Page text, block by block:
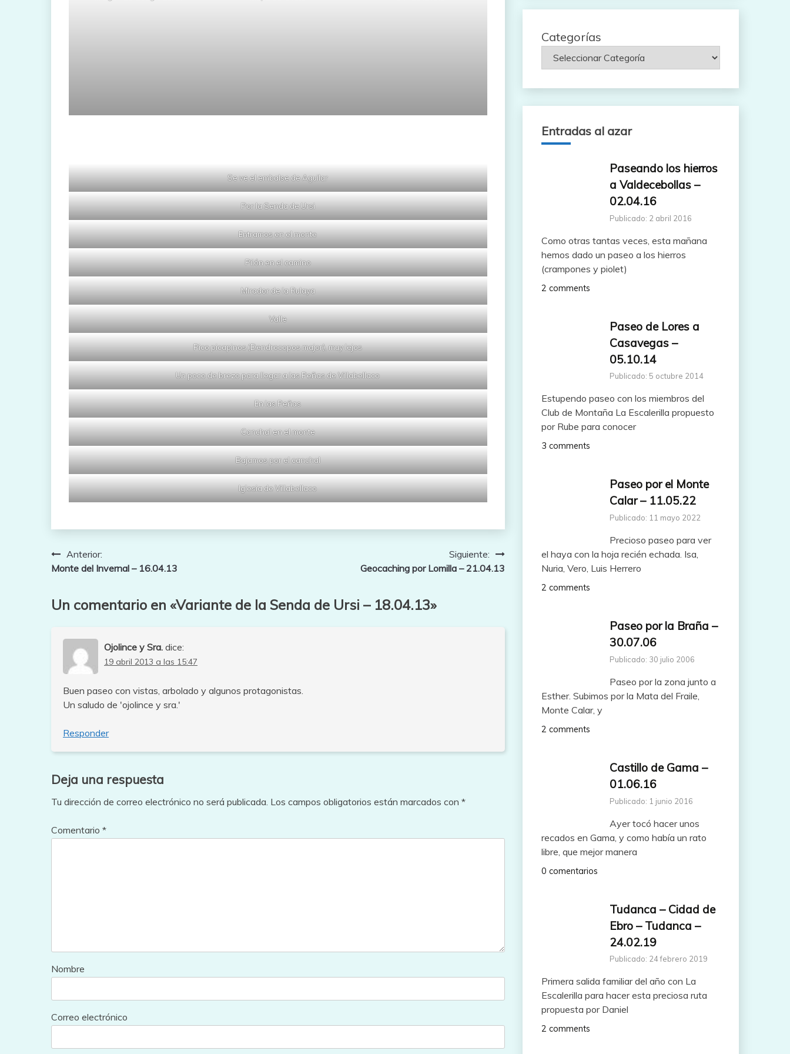
Se ve el embalse de Aguilar
Por la Senda de Ursi
Entramos en el monte
Pilón en el camino
Mirador de la Rulaya
Valle
Pico picapinos (Dendrocopos major), muy lejos
Un poco de brezo para llegar a las Peñas de Villabellaco
En las Peñas
Canchal en el monte
Bajamos por el canchal
Iglesia de Villabellaco
Navegación
entradas
Anterior:
Monte del Invernal – 16.04.13
Siguiente:
Geocaching por Lomilla – 21.04.13
Un comentario en «Variante de la Senda de Ursi – 18.04.13»
Ojolince y Sra. dice:
19 abril 2013 a las 15:47
Buen paseo con vistas, arbolado y algunos protagonistas.
Un saludo de 'ojolince y sra.'
Responder
Deja una respuesta
Tu dirección de correo electrónico no será publicada. Los campos obligatorios están marcados con *
Comentario *
Nombre
Correo electrónico
Categorías
Entradas al azar
Paseando los hierros
a Valdecebollas –
02.04.16
Publicado: 2 abril 2016
Como otras tantas veces, esta mañana
hemos dado un paseo a los hierros
(crampones y piolet)
2 comments
Paseo de Lores a
Casavegas –
05.10.14
Publicado: 5 octubre 2014
Estupendo paseo con los miembros del
Club de Montaña La Escalerilla propuesto
por Rube para conocer
3 comments
Paseo por el Monte
Calar – 11.05.22
Publicado: 11 mayo 2022
Precioso paseo para ver
el haya con la hoja recién echada. Isa,
Nuria, Vero, Luis Herrero
2 comments
Paseo por la Braña –
30.07.06
Publicado: 30 julio 2006
Paseo por la zona junto a
Esther. Subimos por la Mata del Fraile,
Monte Calar, y
2 comments
Castillo de Gama –
01.06.16
Publicado: 1 junio 2016
Ayer tocó hacer unos
recados en Gama, y como había un rato
libre, que mejor manera
0 comentarios
Tudanca – Cidad de
Ebro – Tudanca –
24.02.19
Publicado: 24 febrero 2019
Primera salida familiar del año con La
Escalerilla para hacer esta preciosa ruta
propuesta por Daniel
2 comments